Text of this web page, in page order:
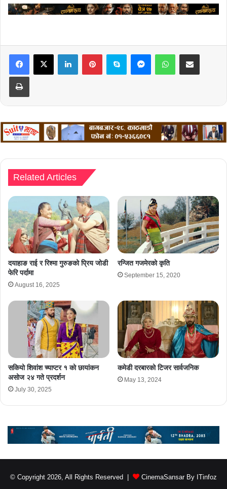
LinkedInPinterestSkype MessengerWhatsAppShare via Email
Print
Related Articles
दयाहाङ राई र रिश्मा गुरुङको प्रिय जोडी
फेरि पर्दामा
August 16, 2025
रन्जित गजमेरको कृति
September 15, 2020
सकियो शिवांश च्याप्टर १ को छायांकन
असोज २४ गते प्रदर्शन
July 30, 2025
कमेडी दरबारको टिजर सार्वजनिक
May 13, 2024
© Copyright 2026, All Rights Reserved | CinemaSansar By ITinfoz